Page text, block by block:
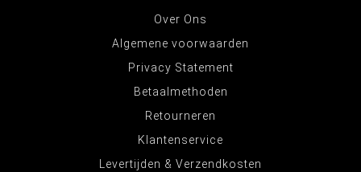
Over Ons
Algemene voorwaarden
Privacy Statement
Betaalmethoden
Retourneren
Klantenservice
Levertijden & Verzendkosten